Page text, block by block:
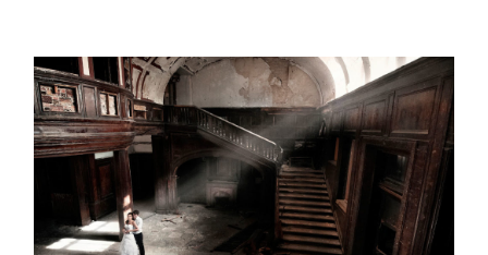
KONTAKT
© COPYRIGHT ŁUKASZ OSTROWSKI